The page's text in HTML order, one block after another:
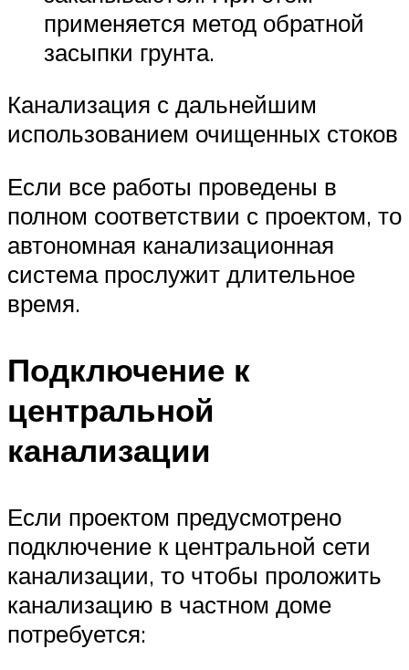
применяется метод обратной
засыпки грунта.
Канализация с дальнейшим
использованием очищенных стоков
Если все работы проведены в
полном соответствии с проектом, то
автономная канализационная
система прослужит длительное
время.
Подключение к
центральной
канализации
Если проектом предусмотрено
подключение к центральной сети
канализации, то чтобы проложить
канализацию в частном доме
потребуется: